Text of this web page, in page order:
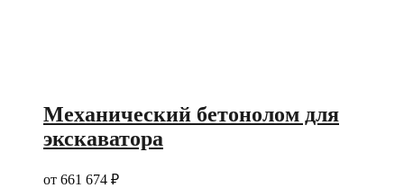
Механический бетонолом для
экскаватора
от 661 674 ₽